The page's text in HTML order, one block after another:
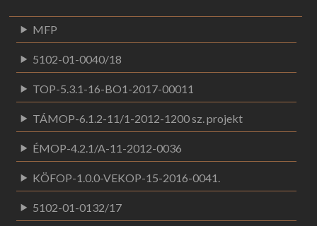
MFP
5102-01-0040/18
TOP-5.3.1-16-BO1-2017-00011
TÁMOP-6.1.2-11/1-2012-1200 sz. projekt
ÉMOP-4.2.1/A-11-2012-0036
KÖFOP-1.0.0-VEKOP-15-2016-0041.
5102-01-0132/17